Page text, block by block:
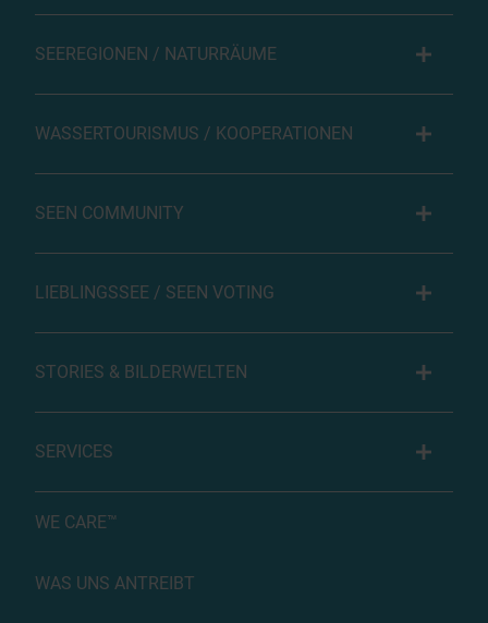
SEEREGIONEN / NATURRÄUME
WASSERTOURISMUS / KOOPERATIONEN
SEEN COMMUNITY
LIEBLINGSSEE / SEEN VOTING
STORIES & BILDERWELTEN
SERVICES
WE CARE™
WAS UNS ANTREIBT